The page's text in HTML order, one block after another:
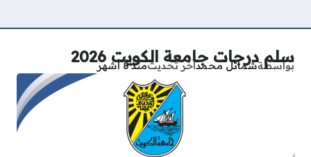
سلم درجات جامعة الكويت 2026
بواسطةشمائل محمدآخر تحديثمنذ 8 أشهر